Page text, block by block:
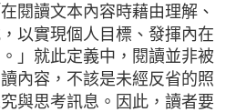
閱讀文本內容時藉由理解、
以實現個人目標、發揮內在
」就此定義中，閱讀並非被
內容，不該是未經反省的照
與思考訊息。因此，讀者要